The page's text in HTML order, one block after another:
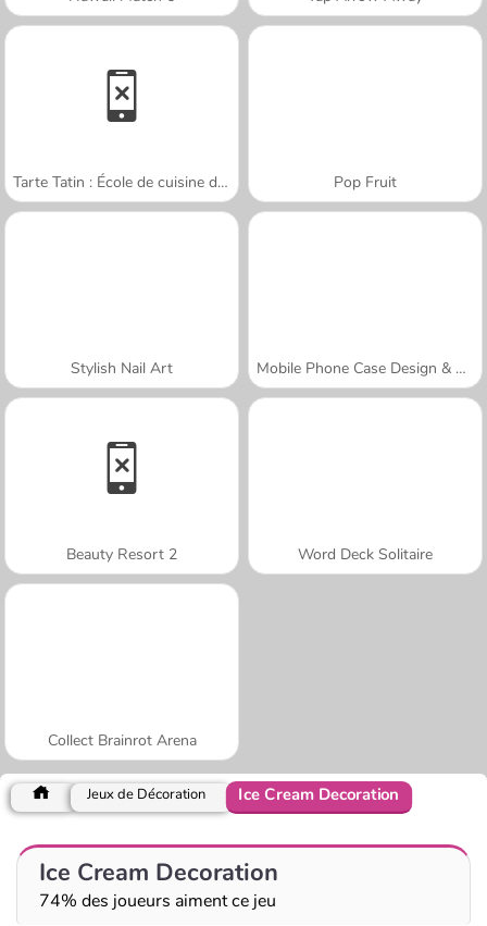
Tarte Tatin : École de cuisine de Sara Pop Fruit
Stylish Nail Art Mobile Phone Case Design & DIY
Beauty Resort 2 Word Deck Solitaire
Collect Brainrot Arena
Jeux de Décoration Ice Cream Decoration
Ice Cream Decoration
74% des joueurs aiment ce jeu